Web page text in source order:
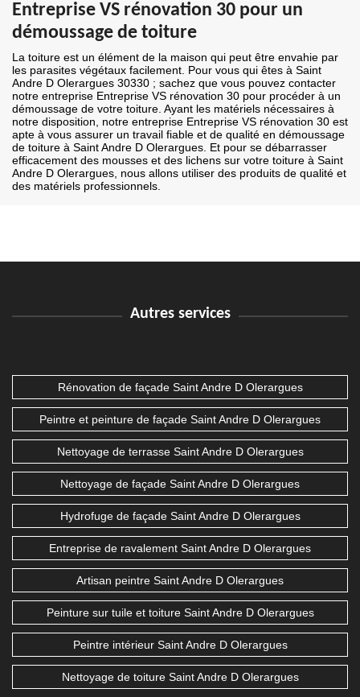
Entreprise VS rénovation 30 pour un
démoussage de toiture
La toiture est un élément de la maison qui peut être envahie par
les parasites végétaux facilement. Pour vous qui êtes à Saint
Andre D Olerargues 30330 ; sachez que vous pouvez contacter
notre entreprise Entreprise VS rénovation 30 pour procéder à un
démoussage de votre toiture. Ayant les matériels nécessaires à
notre disposition, notre entreprise Entreprise VS rénovation 30 est
apte à vous assurer un travail fiable et de qualité en démoussage
de toiture à Saint Andre D Olerargues. Et pour se débarrasser
efficacement des mousses et des lichens sur votre toiture à Saint
Andre D Olerargues, nous allons utiliser des produits de qualité et
des matériels professionnels.
Autres services
Rénovation de façade Saint Andre D Olerargues
Peintre et peinture de façade Saint Andre D Olerargues
Nettoyage de terrasse Saint Andre D Olerargues
Nettoyage de façade Saint Andre D Olerargues
Hydrofuge de façade Saint Andre D Olerargues
Entreprise de ravalement Saint Andre D Olerargues
Artisan peintre Saint Andre D Olerargues
Peinture sur tuile et toiture Saint Andre D Olerargues
Peintre intérieur Saint Andre D Olerargues
Nettoyage de toiture Saint Andre D Olerargues